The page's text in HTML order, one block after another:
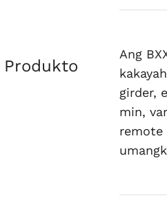
Ang
girder,
min,
remote